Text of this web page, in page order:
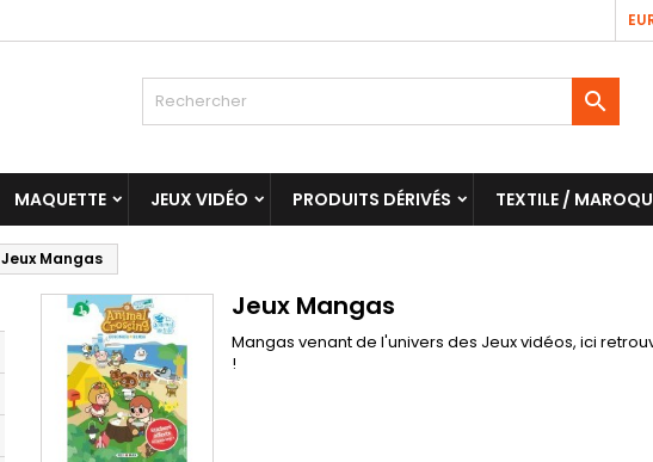

MAQUETTE JEUX VIDÉO PRODUITS DÉRIVÉS TEXTILE /
Jeux Mangas
Jeux Mangas
Mangas venant de l'univers des Jeux vidéos, ici
!